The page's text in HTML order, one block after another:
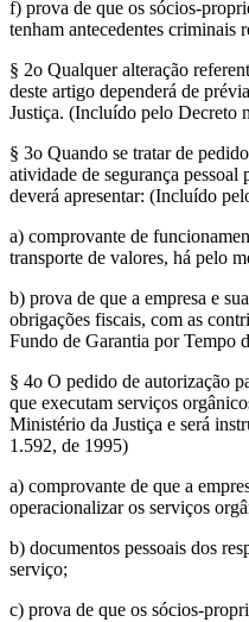
f) prova de que os sócios-
tenham antecedentes criminais
§ 2o Qualquer alteração
deste artigo dependerá de
Justiça. (Incluído pelo Decreto
§ 3o Quando se tratar de
atividade de segurança pessoal
deverá apresentar: (Incluído
a) comprovante de
transporte de valores, há pelo
b) prova de que a empresa e
obrigações fiscais, com as
Fundo de Garantia por Tempo
§ 4o O pedido de autorização
que executam serviços
Ministério da Justiça e será
1.592, de 1995)
a) comprovante de que a
operacionalizar os serviços
b) documentos pessoais dos
serviço;
c) prova de que os sócios-